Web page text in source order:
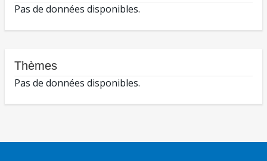
Pas de données disponibles.
Thèmes
Pas de données disponibles.